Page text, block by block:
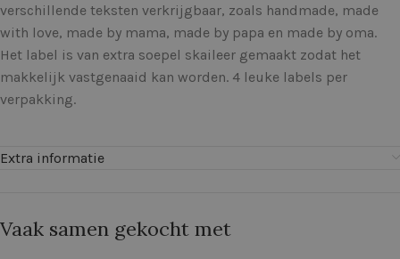
verschillende teksten verkrijgbaar, zoals handmade, made
with love, made by mama, made by papa en made by oma.
Het label is van extra soepel skaileer gemaakt zodat het
makkelijk vastgenaaid kan worden. 4 leuke labels per
verpakking.
Extra informatie
Vaak samen gekocht met